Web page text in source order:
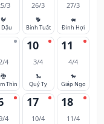
3
🐓
Dậu
26/3
🐕
Bính Tuất
27/3
🐖
Đinh Hợi
4
🐉
Thìn
10
3/4
🐍
Quý Tỵ
11
4/4
🐎
Giáp Ngọ
4
17
10/4
18
11/4